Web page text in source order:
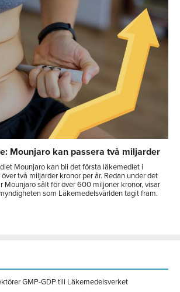
Mounjaro kan passera två miljarder
Mounjaro kan bli det första läkemedlet i
två miljarder kronor per år. Redan under det
Mounjaro sålt för över 600 miljoner kronor, visar
som Läkemedelsvärlden tagit fram.
GMP-GDP till Läkemedelsverket